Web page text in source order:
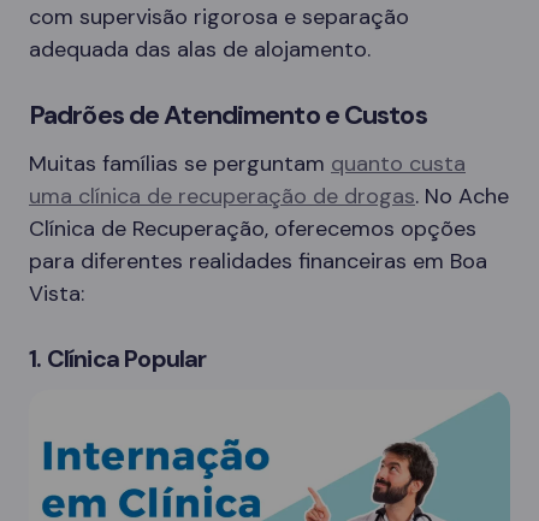
com supervisão rigorosa e separação
adequada das alas de alojamento.
Padrões de Atendimento e Custos
Muitas famílias se perguntam quanto custa
uma clínica de recuperação de drogas. No Ache
Clínica de Recuperação, oferecemos opções
para diferentes realidades financeiras em Boa
Vista:
1. Clínica Popular